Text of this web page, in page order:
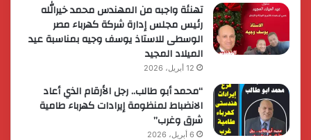
تهنئة واجبه من المهندس محمد خيرالله
رئيس مجلس إدارة شركة كهرباء مصر
الوسطى للاستاذ يوسف وجيه بمناسبة عيد
الميلاد المجيد
12 أبريل، 2026
“محمد أبو طالب.. رجل الأرقام الذي أعاد
الانضباط لمنظومة إيرادات كهرباء طامية
شرق وغرب”
6 أبريل، 2026